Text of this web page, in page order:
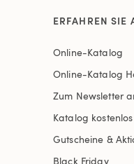
ERFAHREN SIE
Online-Katalog
Online-Katalog
Zum Newsletter
Katalog
Gutscheine &
Black Friday